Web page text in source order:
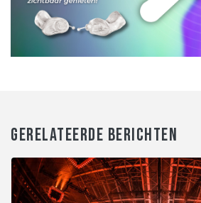
GERELATEERDE BERICHTEN